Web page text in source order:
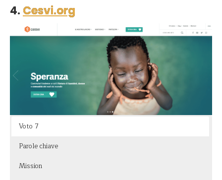
Evangelico
modificando le politiche, i programmi e le condizioni che
consentono alla fame e alla povertà di persistere.
segue lungo tutto lo scorrimento del sito, fino ad
abbandonarti nella corretta posizione di una cta. Forse è un
po’ troppo invadente, così come la navbar iniziale, ma è
Si respira aria di fede nelle citazioni bibliche sparse qua e là e
nell’invito a pregare, concretizzato in una call to action
analoga per impatto a quella del donare.
Si capisce tutto dell’organizzazione in uno sguardo di 2
eccezionale.
4. Cesvi.org
Voto 7
Parole chiave
Mission